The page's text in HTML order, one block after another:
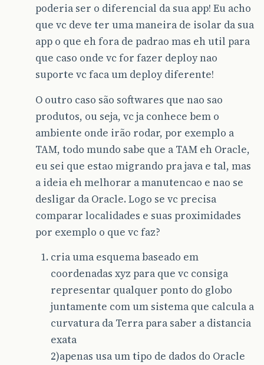
poderia ser o diferencial da sua app! Eu acho
que vc deve ter uma maneira de isolar da sua
app o que eh fora de padrao mas eh util para
que caso onde vc for fazer deploy nao
suporte vc faca um deploy diferente!
O outro caso são softwares que nao sao
produtos, ou seja, vc ja conhece bem o
ambiente onde irão rodar, por exemplo a
TAM, todo mundo sabe que a TAM eh Oracle,
eu sei que estao migrando pra java e tal, mas
a ideia eh melhorar a manutencao e nao se
desligar da Oracle. Logo se vc precisa
comparar localidades e suas proximidades
por exemplo o que vc faz?
cria uma esquema baseado em
coordenadas xyz para que vc consiga
representar qualquer ponto do globo
juntamente com um sistema que calcula a
curvatura da Terra para saber a distancia
exata
2)apenas usa um tipo de dados do Oracle